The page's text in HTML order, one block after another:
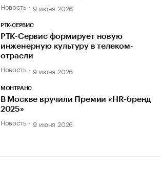
Новость 9 июня 2026
РТК-СЕРВИС
РТК-Сервис формирует новую
инженерную культуру в телеком-
отрасли
Новость 9 июня 2026
МОНТРАНС
В Москве вручили Премии «HR-бренд
2025»
Новость 9 июня 2026